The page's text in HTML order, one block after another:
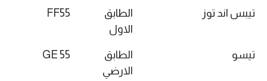
تيبس اند توز
الطابق
الاول
FF55
تيسو
الطابق
الارضي
GE 55